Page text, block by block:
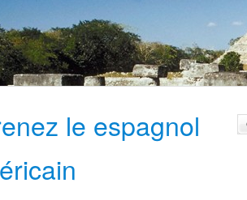
le espagnol